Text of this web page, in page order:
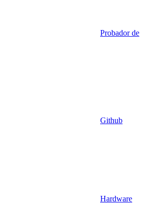
Probador de
Github
Hardware